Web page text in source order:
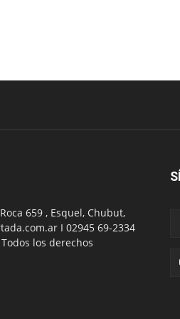
659 , Esquel, Chubut,
I 02945 69-2334
los derechos